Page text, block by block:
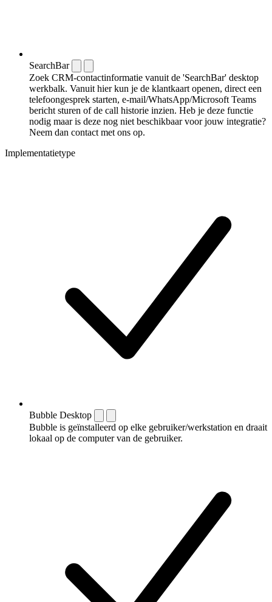
SearchBar
Zoek CRM-contactinformatie vanuit de 'SearchBar' desktop
werkbalk. Vanuit hier kun je de klantkaart openen, direct een
telefoongesprek starten, e-mail/WhatsApp/Microsoft Teams
bericht sturen of de call historie inzien. Heb je deze functie
nodig maar is deze nog niet beschikbaar voor jouw integratie?
Neem dan contact met ons op.
Implementatietype
Bubble Desktop
Bubble is geïnstalleerd op elke gebruiker/werkstation en draait
lokaal op de computer van de gebruiker.